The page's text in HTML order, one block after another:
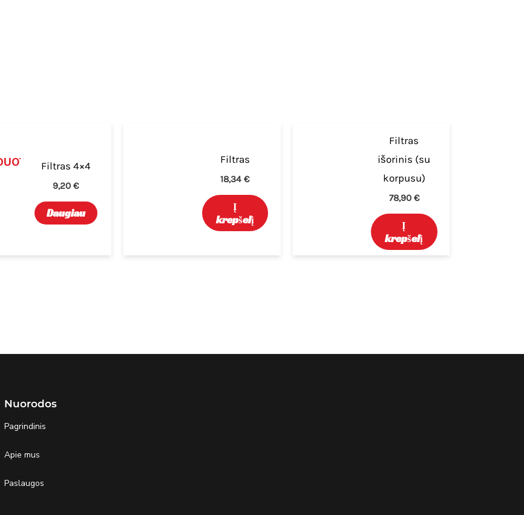
Filtras 4×4
9,20€
Daugiau
Filtras
18,34€
Į
krepšelį
Filtras
išorinis (su
korpusu)
78,90 €
Į
krepšelį
Nuorodos
Pagrindinis
Apie mus
Paslaugos